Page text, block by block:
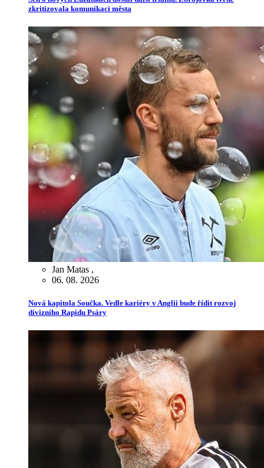
zkritizovala komunikaci města
Jan Matas ,
06. 08. 2026
Nová kapitola Součka. Vedle kariéry v Anglii bude řídit rozvoj
divizního Rapidu Psáry